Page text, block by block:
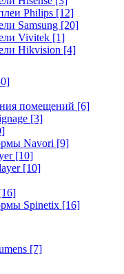
Philips [12]
Samsung [20]
Vivitek [1]
Hikvision [4]
помещений [6]
[3]
Navori [9]
[10]
[10]
Spinetix [16]
[7]